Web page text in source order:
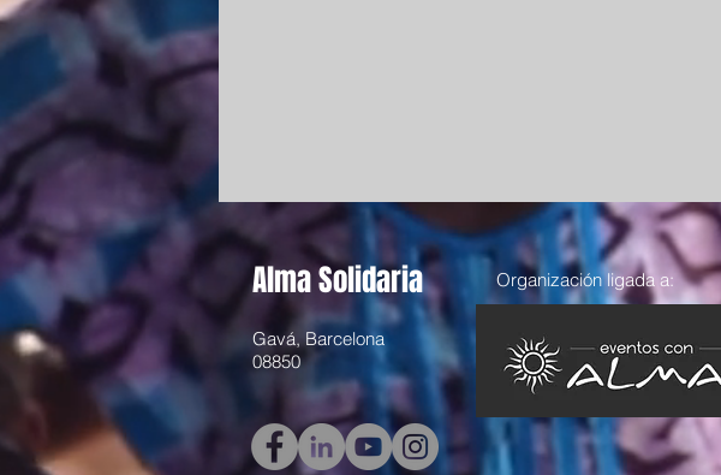
Alma Solidaria
Gavá, Barcelona
08850
Organización ligada a: